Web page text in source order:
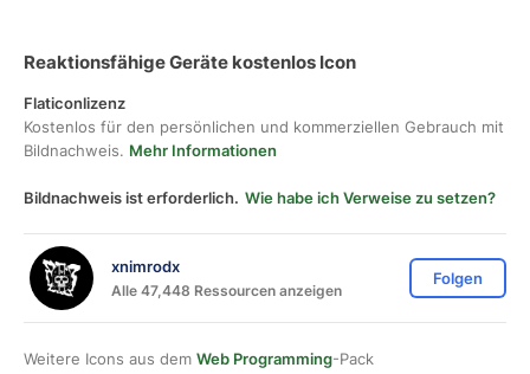
Reaktionsfähige Geräte kostenlos Icon
Flaticonlizenz
Kostenlos für den persönlichen und kommerziellen Gebrauch mit
Bildnachweis. Mehr Informationen
Bildnachweis ist erforderlich. Wie habe ich Verweise zu setzen?
xnimrodx
Alle 47,448 Ressourcen anzeigen
Folgen
Weitere Icons aus dem Web Programming-Pack